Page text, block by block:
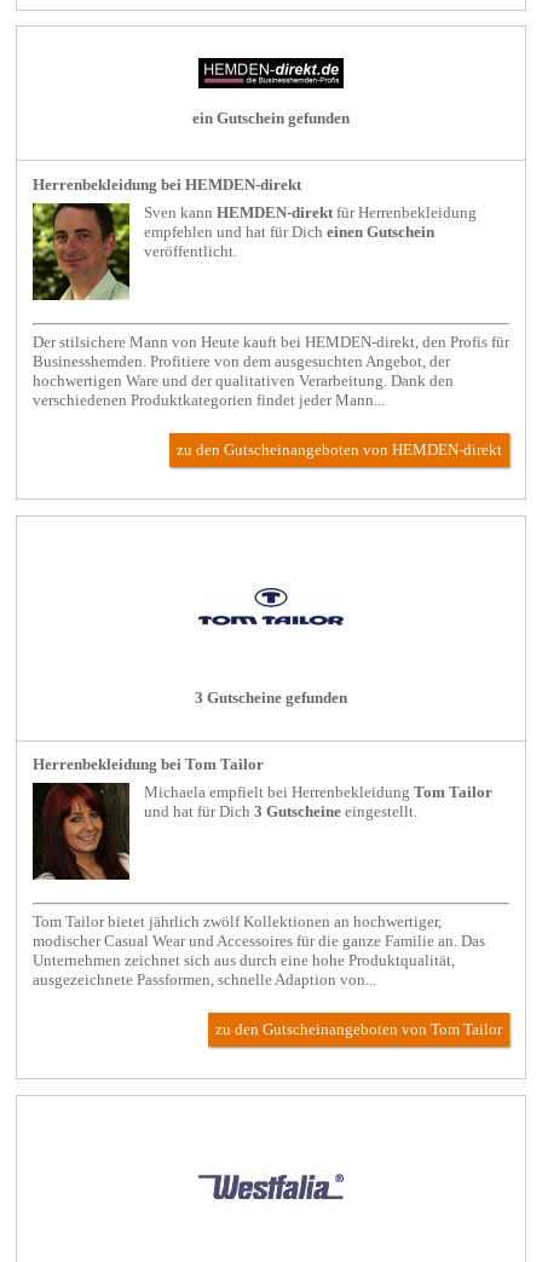
ein Gutschein gefunden
Herrenbekleidung bei HEMDEN-direkt
Sven kannHEMDEN-direkt fürHerrenbekleidung
empfehlen und hat für Dicheinen Gutschein
veröffentlicht.
Der stilsichere Mann von Heute kauft bei HEMDEN-direkt, den Profis für
Businesshemden. Profitiere von dem ausgesuchten Angebot, der
hochwertigen Ware und der qualitativen Verarbeitung. Dank den
verschiedenen Produktkategorien findet jeder Mann...
zu den Gutscheinangeboten von HEMDEN-direkt
3 Gutscheine gefunden
Herrenbekleidung bei Tom Tailor
Michaela empfielt beiHerrenbekleidung Tom Tailor
und hat für Dich3 Gutscheine eingestellt.
Tom Tailor bietet jährlich zwölf Kollektionen an hochwertiger,
modischer Casual Wear und Accessoires für die ganze Familie an. Das
Unternehmen zeichnet sich aus durch eine hohe Produktqualität,
ausgezeichnete Passformen, schnelle Adaption von...
zu den Gutscheinangeboten von Tom Tailor